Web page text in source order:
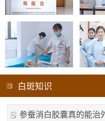
白斑知识
参蚕消白胶囊真的能治